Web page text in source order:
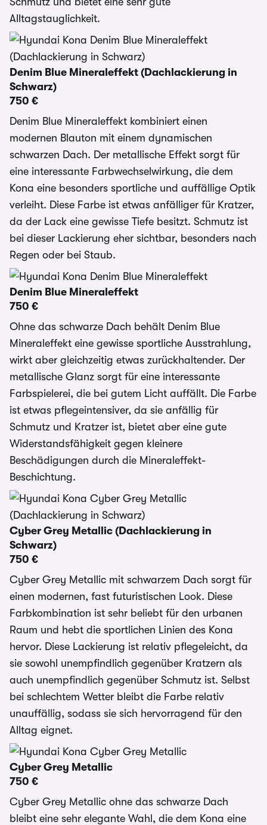
Alltagstauglichkeit.
Denim Blue Mineraleffekt (Dachlackierung in
Schwarz)
750 €
Denim Blue Mineraleffekt kombiniert einen
modernen Blauton mit einem dynamischen
schwarzen Dach. Der metallische Effekt sorgt für
eine interessante Farbwechselwirkung, die dem
Kona eine besonders sportliche und auffällige Optik
verleiht. Diese Farbe ist etwas anfälliger für Kratzer,
da der Lack eine gewisse Tiefe besitzt. Schmutz ist
bei dieser Lackierung eher sichtbar, besonders nach
Regen oder bei Staub.
Denim Blue Mineraleffekt
750 €
Ohne das schwarze Dach behält Denim Blue
Mineraleffekt eine gewisse sportliche Ausstrahlung,
wirkt aber gleichzeitig etwas zurückhaltender. Der
metallische Glanz sorgt für eine interessante
Farbspielerei, die bei gutem Licht auffällt. Die Farbe
ist etwas pflegeintensiver, da sie anfällig für
Schmutz und Kratzer ist, bietet aber eine gute
Widerstandsfähigkeit gegen kleinere
Beschädigungen durch die Mineraleffekt-
Beschichtung.
Cyber Grey Metallic (Dachlackierung in
Schwarz)
750 €
Cyber Grey Metallic mit schwarzem Dach sorgt für
einen modernen, fast futuristischen Look. Diese
Farbkombination ist sehr beliebt für den urbanen
Raum und hebt die sportlichen Linien des Kona
hervor. Diese Lackierung ist relativ pflegeleicht, da
sie sowohl unempfindlich gegenüber Kratzern als
auch unempfindlich gegenüber Schmutz ist. Selbst
bei schlechtem Wetter bleibt die Farbe relativ
unauffällig, sodass sie sich hervorragend für den
Alltag eignet.
Cyber Grey Metallic
750 €
Cyber Grey Metallic ohne das schwarze Dach
bleibt eine sehr elegante Wahl, die dem Kona eine